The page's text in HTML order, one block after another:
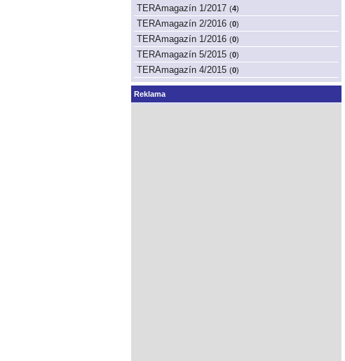
TERAmagazín 1/2017 (4)
TERAmagazín 2/2016 (0)
TERAmagazín 1/2016 (0)
TERAmagazín 5/2015 (0)
TERAmagazín 4/2015 (0)
Reklama